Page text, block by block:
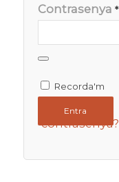
Contrasenya *
Recorda'm
Entra
contrasenya?